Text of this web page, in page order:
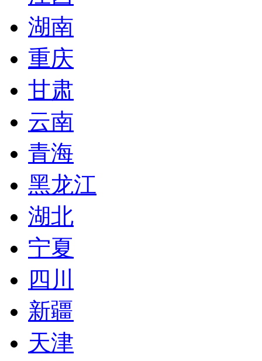
湖南
重庆
甘肃
云南
青海
黑龙江
湖北
宁夏
四川
新疆
天津